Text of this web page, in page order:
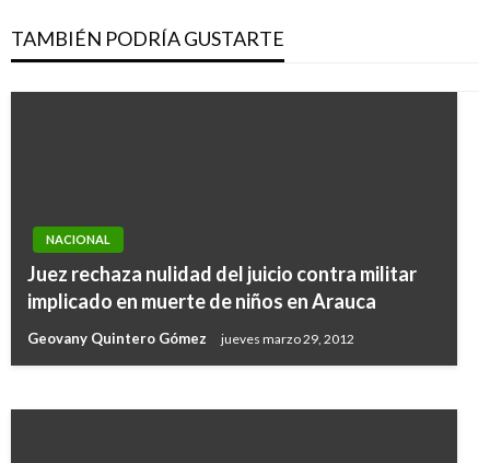
TAMBIÉN PODRÍA GUSTARTE
NACIONAL
Juez rechaza nulidad del juicio contra militar
implicado en muerte de niños en Arauca
Geovany Quintero Gómez jueves marzo 29, 2012
Restablecen completamente el servicio de